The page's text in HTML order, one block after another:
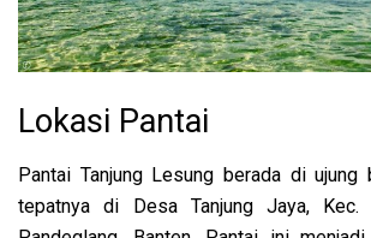
Lokasi Pantai
Pantai Tanjung Lesung berada di ujung
tepatnya di Desa Tanjung Jaya, Kec.